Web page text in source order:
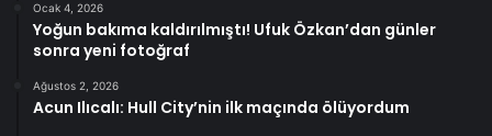
Ocak 4, 2026
Yoğun bakıma kaldırılmıştı! Ufuk Özkan’dan günler
sonra yeni fotoğraf
Ağustos 2, 2026
Acun Ilıcalı: Hull City’nin ilk maçında ölüyordum